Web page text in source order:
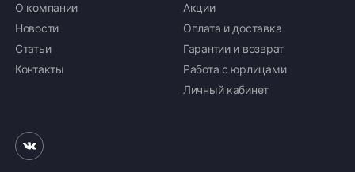
О компании
Новости
Статьи
Контакты
Акции
Оплата и доставка
Гарантии и возврат
Работа с юрлицами
Личный кабинет